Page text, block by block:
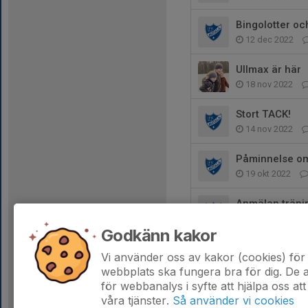
Bingolotter
12 dec 2022
Ullmax är här
18 nov 2022
Stort TACK!
14 nov 2022
Påminnelse
19 okt 2022
Anmälan
25 sep 2022
Godkänn kakor
Vi använder oss av kakor (cookies)
webbplats ska fungera bra för dig. De
för webbanalys i syfte att hjälpa oss
våra tjänster. Så använder vi cookies